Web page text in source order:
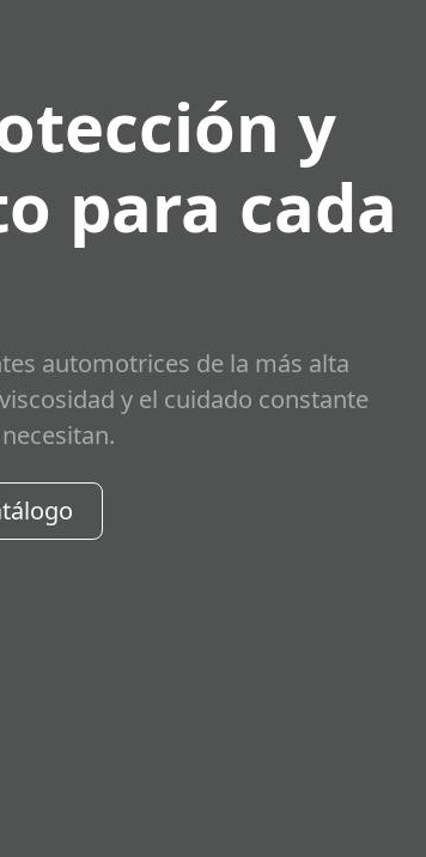
y
para cada
automotrices de la más alta
y el cuidado constante